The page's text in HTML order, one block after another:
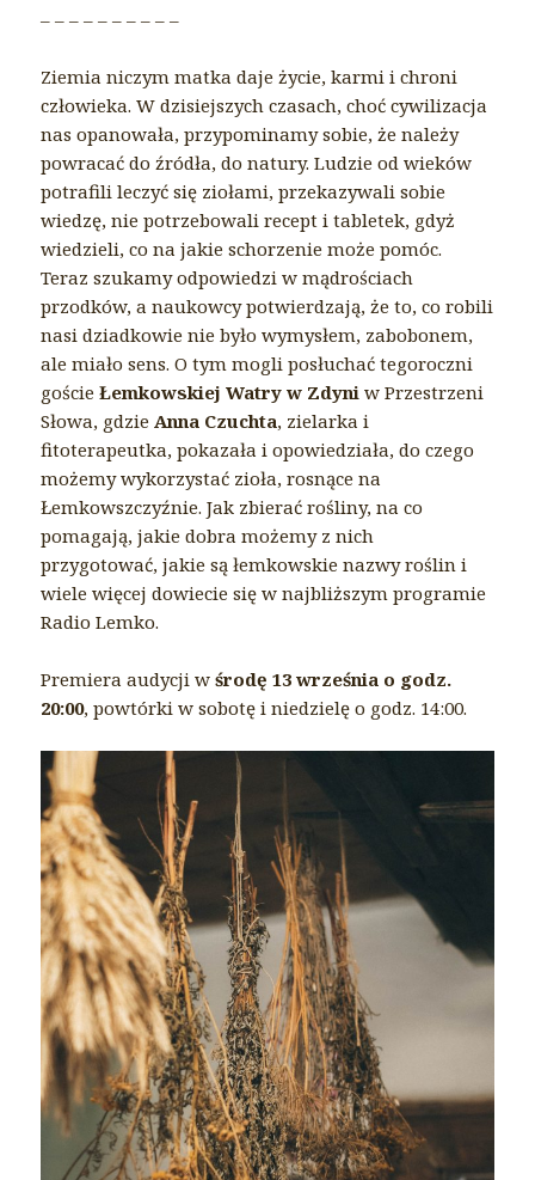
– – – – – – – – – –
Ziemia niczym matka daje życie, karmi i chroni
człowieka. W dzisiejszych czasach, choć cywilizacja
nas opanowała, przypominamy sobie, że należy
powracać do źródła, do natury. Ludzie od wieków
potrafili leczyć się ziołami, przekazywali sobie
wiedzę, nie potrzebowali recept i tabletek, gdyż
wiedzieli, co na jakie schorzenie może pomóc.
Teraz szukamy odpowiedzi w mądrościach
przodków, a naukowcy potwierdzają, że to, co robili
nasi dziadkowie nie było wymysłem, zabobonem,
ale miało sens. O tym mogli posłuchać tegoroczni
gościeŁemkowskiej Watry w Zdyni w Przestrzeni
Słowa, gdzie Anna Czuchta, zielarka i
fitoterapeutka, pokazała i opowiedziała, do czego
możemy wykorzystać zioła, rosnące na
Łemkowszczyźnie. Jak zbierać rośliny, na co
pomagają, jakie dobra możemy z nich
przygotować, jakie są łemkowskie nazwy roślin i
wiele więcej dowiecie się w najbliższym programie
Radio Lemko.
Premiera audycji wśrodę 13 września o godz.
20:00, powtórki w sobotę i niedzielę o godz. 14:00.